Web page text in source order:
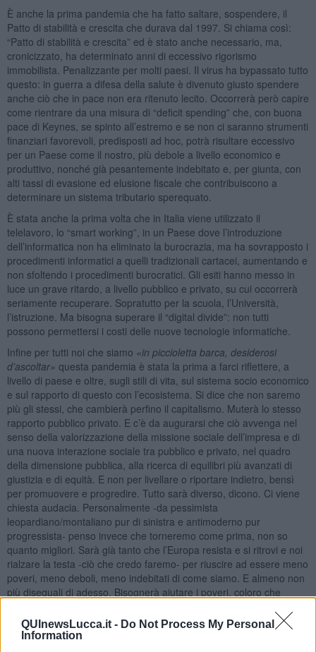
QUInewsLucca.it - Do Not Process My Personal
Information
È anche la prima pandemia che ha fatto saltare, sospendere, il
Patto di stabilità e crescita che durava dal 1997. Si chiama così:
“Patto di stabilità e crescita” ed è stato anche necessario, ma,
cronicizzato, ha determinato anni di eccessivo rigorismo
immobilista. Penalizzante per molti paesi. Il virus ha bypassato tutto
questo: in guerra a difesa della salute è divenuto giusto spendere
anche ciò che in pace non era ritenuto lecito. Occorrerà però capire
come rientrare da una misura di “deficit spending” che, con buona
pace di Keynes, se spinto all’estremo e se non ci saranno strumenti
finanziari favorevoli, predisposti ad hoc, potrà risultare eccessivo
per un Paese come il nostro, più debole a livello economico e
produttivo, nonché già pesantemente indebitato e, per giunta, con
alti tassi di evasione ed elusione fiscale che contribuiscono a
determinare un sistema tributario sperequato.
È stata anche la prima volta che in Italia viene utilizzato il
telelavoro, lo “smart working”, in un Paese dove l’introduzione
dell’informatica non ha eliminato la burocrazia, ma ha sovrapposto i
procedimenti informatici a quelli tradizionali cartacei, aumentando e
non sfoltendo i procedimenti burocratici. Gli esiti hanno messo in
luce un grave ritardo, a livello pubblico e privato, su cui occorrerà
seriamente recuperare. Sopratutto per la scuola, l’Università,
l’istruzione. Ma bisogna superare il “digital divide”: non tutti
possono permettersi i costi delle nuove tecnologie informatiche.
Infine per tutti noi che siamo «in piccioletta barca, desiderosi
d’ascoltar» questa pandemia è stata la prima a farci riflettere, a
livello di paese e oltre, sugli stili di vita, sul sistema socio economico
e sul rapporto di questo con l’ecosistema. Si dice che non saremo
più gli stessi, che cambierà perfino il capitalismo. Muterà lo stesso
rapporto pubblico privato. E c’è da augurarsi che ciò avvenga nel
senso della valorizzazione della missione sociale dell’impresa e di
una nuova interazione sociale tra pubblico e privato, nel quadro
della dimensione pubblica, alla ricerca di equilibri più avanzati di
giustizia e di equità. E non per livellare o riportare indietro, bensì
per promuovere e progredire. Tutto sarà diverso, dicono. Ci viene
chiesta audacia. Personalmente -da pessimista
leopardiano/montaliano pur di sinistra e antimoderno pur
progressista- penso invece che torneremo come prima, non so
quanto migliori. Sarà già tanto che l’Europa resista e si ritrovi e noi
rialzare la testa -ciò che credo faremo- per riuscire ad essere meno
poveri, meno deboli, meno indebitati di come siamo. E almeno non
più diseguali di adesso. Bisognerà aiutare i poveri, coloro che
spesso collegati, assillano il nostro mondo: come trattiamo gli
uomini e come trattiamo la Terra. Tuttavia il pessimismo di quella